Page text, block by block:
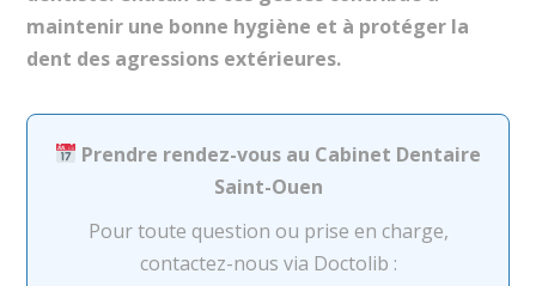
maintenir une bonne hygiène et à protéger la
dent des agressions extérieures.
Prendre rendez-vous au Cabinet Dentaire
Saint-Ouen
Pour toute question ou prise en charge,
contactez-nous via Doctolib :